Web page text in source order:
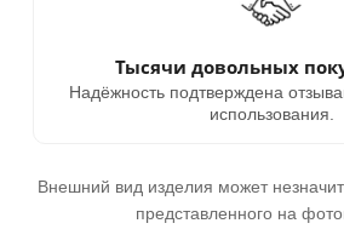
Тысячи довольных
Надёжность подтверждена
использования.
Внешний вид изделия может
представленного на